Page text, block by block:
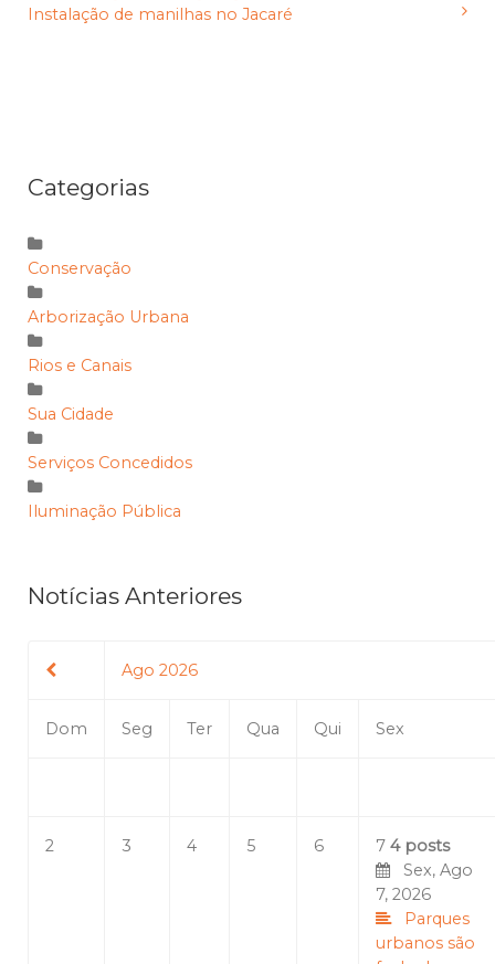
Instalação de manilhas no Jacaré
Categorias
Conservação
Arborização Urbana
Rios e Canais
Sua Cidade
Serviços Concedidos
Iluminação Pública
Notícias Anteriores
Ago 2026
Dom Seg Ter Qua Qui Sex
2 3 4 5 6 7 4 posts
Sex, Ago
7, 2026
Parques
urbanos são